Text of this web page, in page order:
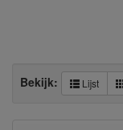
Bekijk: Lijst